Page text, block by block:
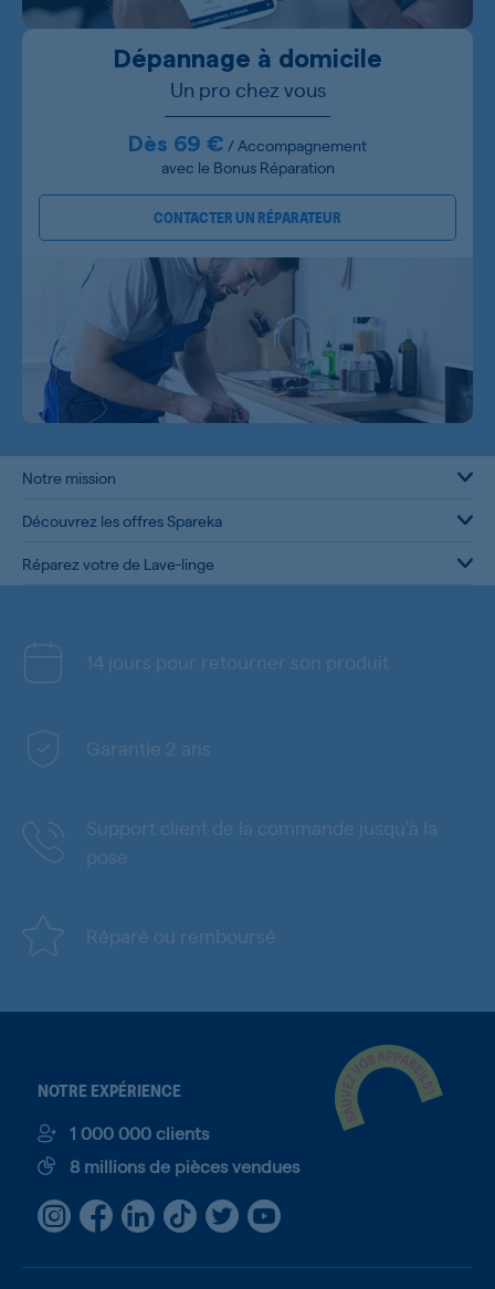
Dépannage à domicile
Un pro chez vous
Dès 69 € / Accompagnement
avec le Bonus Réparation
CONTACTER UN RÉPARATEUR
Notre mission
Découvrez les offres Spareka
Réparez votre de Lave-linge
14 jours pour retourner son produit
Garantie 2 ans
Support client de la commande jusqu'à la
pose
Réparé ou remboursé
NOTRE EXPÉRIENCE
1 000 000 clients
8 millions de pièces vendues